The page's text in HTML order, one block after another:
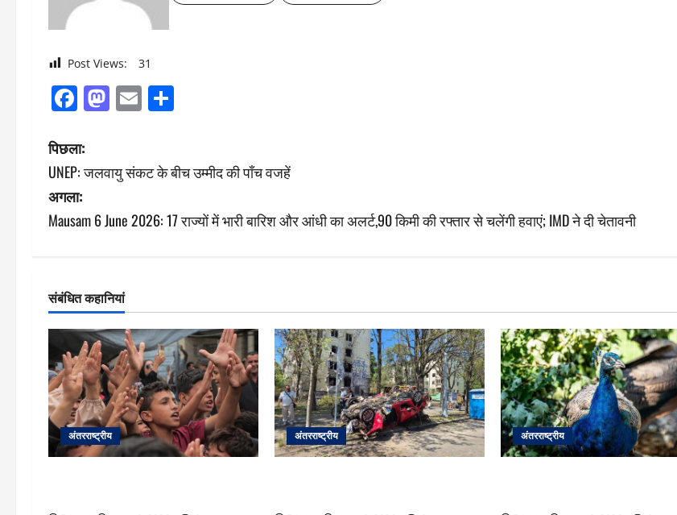
Post Views: 31
Facebook
Mastodon
Email
पो
स्ट
ने
गे
श
न
पिछला:
UNEP: जलवायु संकट के बीच उम्मीद की पाँच वजहें
अगला:
Mausam 6 June 2026: 17 राज्यों में भारी बारिश और आंधी का अलर्ट,90 किमी की रफ्तार से चलेंगी हवाएं; IMD ने दी चेतावनी
संबंधित कहानियां
अंतरराष्ट्रीय अंतरराष्ट्रीय अंतरराष्ट्रीय